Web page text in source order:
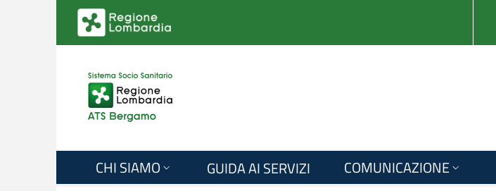
Salta al contenuto principale
CHI SIAMO GUIDA AI SERVIZI COMUNICAZIONE